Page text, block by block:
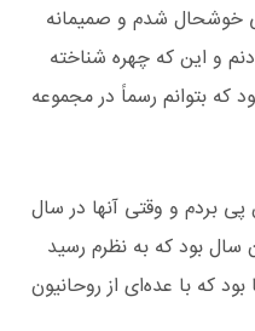
خوشحال شدم و صمیمانه
و این که چهره شناخته
که بتوانم رسماً در مجموعه
بردم و وقتی آنها در سال
سال بود که به نظرم رسید
که با عده‌ای از روحانیون